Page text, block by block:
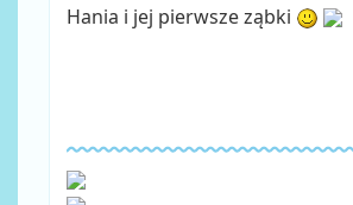
Hania i jej pierwsze ząbki